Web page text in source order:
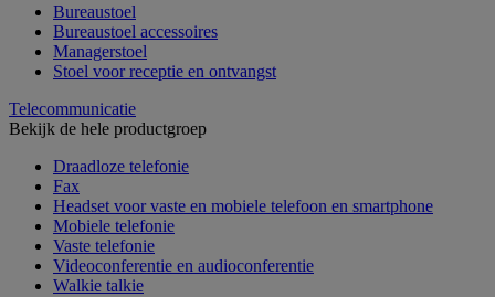
Bureaustoel
Bureaustoel accessoires
Managerstoel
Stoel voor receptie en ontvangst
Telecommunicatie
Bekijk de hele productgroep
Draadloze telefonie
Fax
Headset voor vaste en mobiele telefoon en smartphone
Mobiele telefonie
Vaste telefonie
Videoconferentie en audioconferentie
Walkie talkie